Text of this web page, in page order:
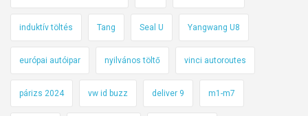
induktív töltés Tang Seal U Yangwang U8
európai autóipar nyilvános töltő vinci autoroutes
párizs 2024 vw id buzz deliver 9 m1-m7